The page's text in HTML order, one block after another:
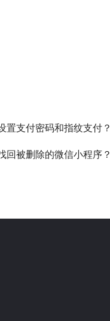
置支付密码和指纹支付？
回被删除的微信小程序？